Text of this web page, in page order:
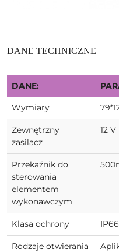
DANE TECHNICZNE
DANE:
Wymiary
Zewnętrzny
zasilacz
12
Przekaźnik do
sterowania
elementem
wykonawczym
Klasa ochrony IP66
Rodzaje otwierania